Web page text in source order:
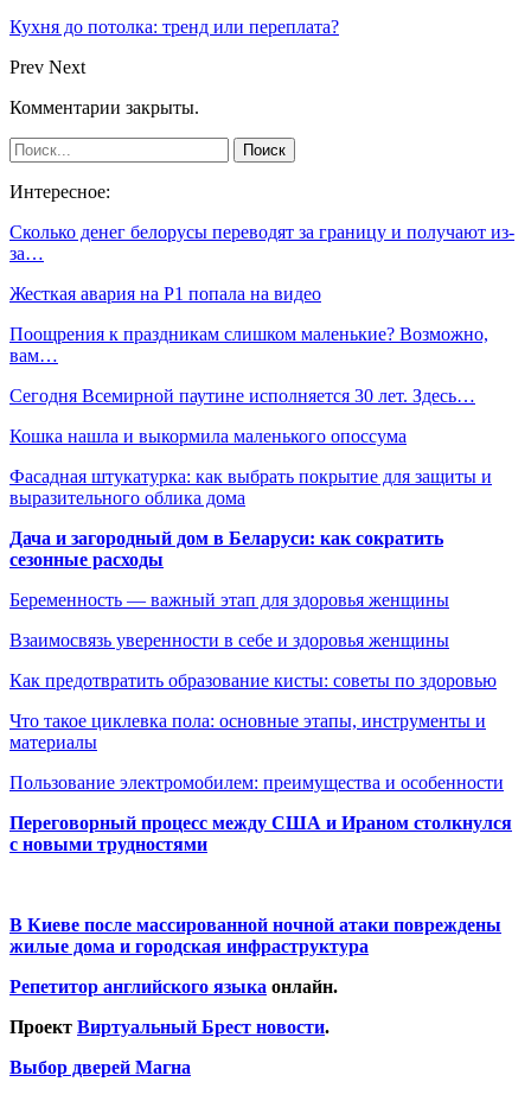
Кухня до потолка: тренд или переплата?
Prev Next
Комментарии закрыты.
Интересное:
Сколько денег белорусы переводят за границу и получают из-
за…
Жесткая авария на Р1 попала на видео
Поощрения к праздникам слишком маленькие? Возможно,
вам…
Сегодня Всемирной паутине исполняется 30 лет. Здесь…
Кошка нашла и выкормила маленького опоссума
Фасадная штукатурка: как выбрать покрытие для защиты и
выразительного облика дома
Дача и загородный дом в Беларуси: как сократить
сезонные расходы
Беременность — важный этап для здоровья женщины
Взаимосвязь уверенности в себе и здоровья женщины
Как предотвратить образование кисты: советы по здоровью
Что такое циклевка пола: основные этапы, инструменты и
материалы
Пользование электромобилем: преимущества и особенности
Переговорный процесс между США и Ираном столкнулся
с новыми трудностями
В Киеве после массированной ночной атаки повреждены
жилые дома и городская инфраструктура
Репетитор английского языка онлайн.
Проект Виртуальный Брест новости.
Выбор дверей Магна